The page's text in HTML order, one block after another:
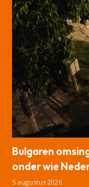
Bulgaren
onder wie
5 augustus 2026